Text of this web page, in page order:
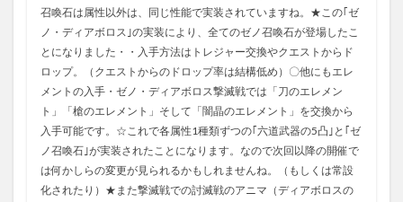
召喚石は属性以外は、同じ性能で実装されていますね。★この｢ゼ
ノ・ディアボロス｣の実装により、全てのゼノ召喚石が登場したこ
とになりました・・入手方法はトレジャー交換やクエストからド
ロップ。（クエストからのドロップ率は結構低め）〇他にもエレ
メントの入手・ゼノ・ディアボロス撃滅戦では「刀のエレメン
ト」「槍のエレメント」そして「闇晶のエレメント」を交換から
入手可能です。☆これで各属性1種類ずつの｢六道武器の5凸｣と｢ゼ
ノ召喚石｣が実装されたことになります。なので次回以降の開催で
は何かしらの変更が見られるかもしれませんね。（もしくは常設
化されたり）★また撃滅戦での討滅戦のアニマ（ディアボロスの